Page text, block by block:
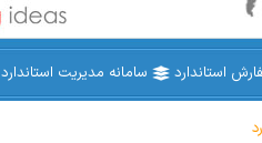
استاندارد سامانه مدیریت استاندارد